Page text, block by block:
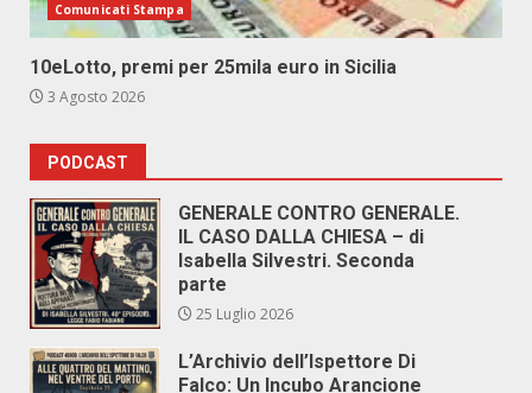
Comunicati Stampa
10eLotto, premi per 25mila euro in Sicilia
3 Agosto 2026
PODCAST
GENERALE CONTRO GENERALE.
IL CASO DALLA CHIESA – di
Isabella Silvestri. Seconda
parte
25 Luglio 2026
L’Archivio dell’Ispettore Di
Falco: Un Incubo Arancione